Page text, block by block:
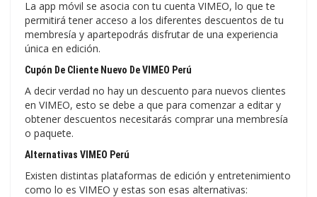
La app móvil se asocia con tu cuenta VIMEO, lo que te
permitirá tener acceso a los diferentes descuentos de tu
membresía y apartepodrás disfrutar de una experiencia
única en edición.
Cupón De Cliente Nuevo De VIMEO Perú
A decir verdad no hay un descuento para nuevos clientes
en VIMEO, esto se debe a que para comenzar a editar y
obtener descuentos necesitarás comprar una membresía
o paquete.
Alternativas VIMEO Perú
Existen distintas plataformas de edición y entretenimiento
como lo es VIMEO y estas son esas alternativas: